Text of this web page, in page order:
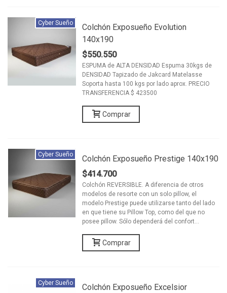
Cyber Sueño
Colchón Exposueño Evolution
140x190
$550.550
ESPUMA de ALTA DENSIDAD Espuma 30kgs de
DENSIDAD Tapizado de Jakcard Matelasse
Soporta hasta 100 kgs por lado aprox. PRECIO
TRANSFERENCIA $ 423500
Comprar
Cyber Sueño
Colchón Exposueño Prestige 140x190
$414.700
Colchón REVERSIBLE. A diferencia de otros
modelos de resorte con un solo pillow, el
modelo Prestige puede utilizarse tanto del lado
en que tiene su Pillow Top, como del que no
posee pillow. Sólo dependerá del confort...
Comprar
Cyber Sueño
Colchón Exposueño Excelsior